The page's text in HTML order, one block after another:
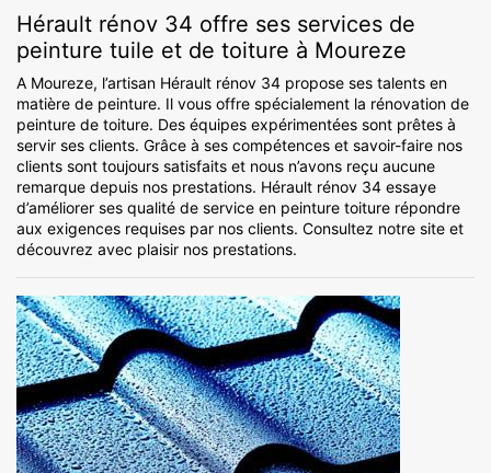
Hérault rénov 34 offre ses services de
peinture tuile et de toiture à Moureze
A Moureze, l’artisan Hérault rénov 34 propose ses talents en
matière de peinture. Il vous offre spécialement la rénovation de
peinture de toiture. Des équipes expérimentées sont prêtes à
servir ses clients. Grâce à ses compétences et savoir-faire nos
clients sont toujours satisfaits et nous n’avons reçu aucune
remarque depuis nos prestations. Hérault rénov 34 essaye
d’améliorer ses qualité de service en peinture toiture répondre
aux exigences requises par nos clients. Consultez notre site et
découvrez avec plaisir nos prestations.